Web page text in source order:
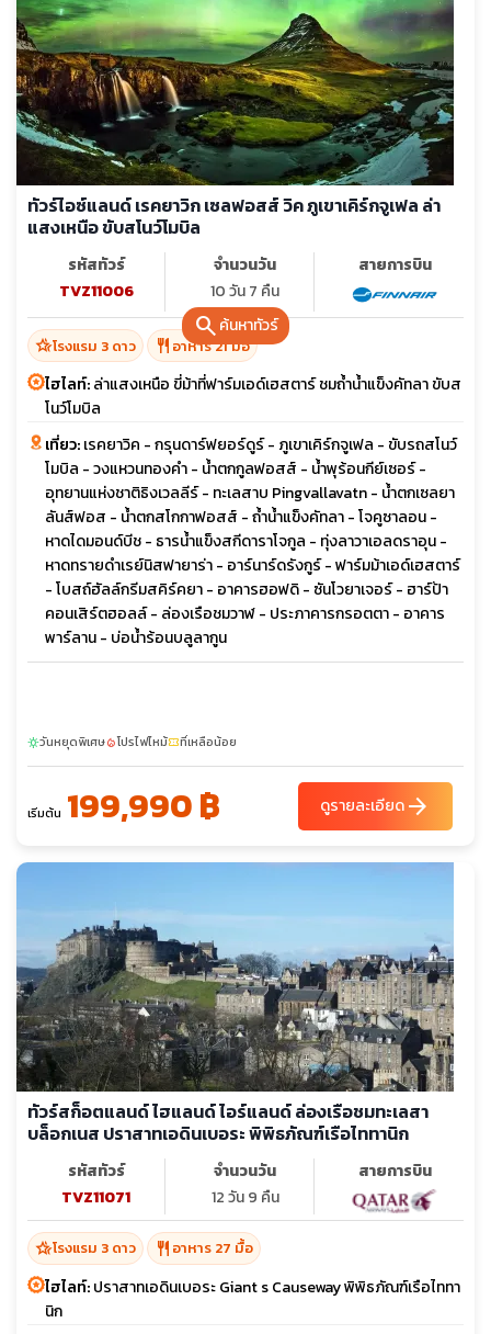
searchค้นหาทัวร์
ทัวร์ไอซ์แลนด์ เรคยาวิก เซลฟอสส์ วิค ภูเขาเคิร์กจูเฟล ล่า
แสงเหนือ ขับสโนว์โมบิล
รหัสทัวร์
TVZ11006
จำนวนวัน
10 วัน 7 คืน
สายการบิน
hotel_classโรงแรม 3 ดาว restaurant อาหาร 21 มื้อ
ไฮไลท์:ล่าแสงเหนือ ขี่ม้าที่ฟาร์มเอด์เฮสตาร์ ชมถ้ำน้ำแข็งคัทลา ขับส
โนว์โมบิล
เที่ยว:เรคยาวิค - กรุนดาร์ฟยอร์ดูร์ - ภูเขาเคิร์กจูเฟล - ขับรถสโนว์
โมบิล - วงแหวนทองคำ - น้ำตกกูลฟอสส์ - น้ำพุร้อนกีย์เซอร์ -
อุทยานแห่งชาติธิงเวลลีร์ - ทะเลสาบ Pingvallavatn - น้ำตกเซลยา
ลันส์ฟอส - น้ำตกสโกกาฟอสส์ - ถ้ำน้ำแข็งคัทลา - โจคูซาลอน -
หาดไดมอนด์บีช - ธารน้ำแข็งสกีดาราโจกูล - ทุ่งลาวาเอลดราอุน -
หาดทรายดำเรย์นิสฟายาร่า - อาร์นาร์ดรังกูร์ - ฟาร์มม้าเอด์เฮสตาร์
- โบสถ์ฮัลล์กรีมสคิร์คยา - อาคารฮอฟดิ - ซันโวยาเจอร์ - ฮาร์ป้า
คอนเสิร์ตฮอลล์ - ล่องเรือชมวาฬ - ประภาคารกรอตตา - อาคาร
พาร์ลาน - บ่อน้ำร้อนบลูลากูน
sunnyวันหยุดพิเศษlocal_fire_departmentโปรไฟไหม้confirmation_numberที่เหลือน้อย
เริ่มต้น 199,990 ฿ ดูรายละเอียดarrow_forward
ทัวร์สก็อตแลนด์ ไฮแลนด์ ไอร์แลนด์ ล่องเรือชมทะเลสา
บล็อกเนส ปราสาทเอดินเบอระ พิพิธภัณฑ์เรือไททานิก
รหัสทัวร์
TVZ11071
จำนวนวัน
12 วัน 9 คืน
สายการบิน
hotel_classโรงแรม 3 ดาว restaurant อาหาร 27 มื้อ
ไฮไลท์:ปราสาทเอดินเบอระ Giant s Causeway พิพิธภัณฑ์เรือไททา
นิก